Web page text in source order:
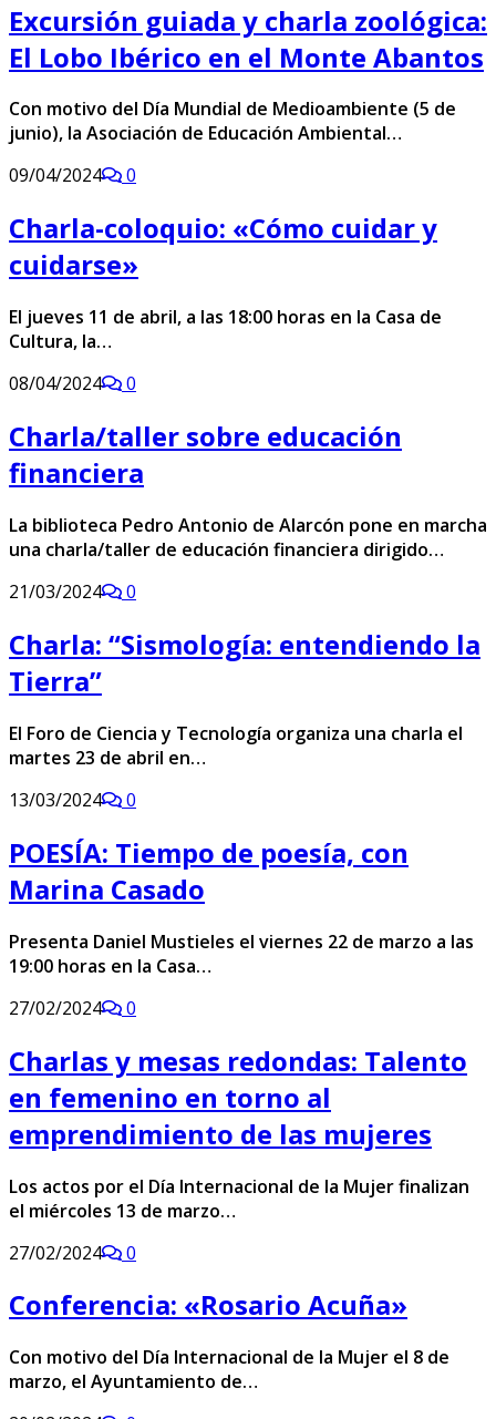
Excursión guiada y charla zoológica:
El Lobo Ibérico en el Monte Abantos
Con motivo del Día Mundial de Medioambiente (5 de
junio), la Asociación de Educación Ambiental…
09/04/2024
0
Charla-coloquio: «Cómo cuidar y
cuidarse»
El jueves 11 de abril, a las 18:00 horas en la Casa de
Cultura, la…
08/04/2024
0
Charla/taller sobre educación
financiera
La biblioteca Pedro Antonio de Alarcón pone en marcha
una charla/taller de educación financiera dirigido…
21/03/2024
0
Charla: “Sismología: entendiendo la
Tierra”
El Foro de Ciencia y Tecnología organiza una charla el
martes 23 de abril en…
13/03/2024
0
POESÍA: Tiempo de poesía, con
Marina Casado
Presenta Daniel Mustieles el viernes 22 de marzo a las
19:00 horas en la Casa…
27/02/2024
0
Charlas y mesas redondas: Talento
en femenino en torno al
emprendimiento de las mujeres
Los actos por el Día Internacional de la Mujer finalizan
el miércoles 13 de marzo…
27/02/2024
0
Conferencia: «Rosario Acuña»
Con motivo del Día Internacional de la Mujer el 8 de
marzo, el Ayuntamiento de…